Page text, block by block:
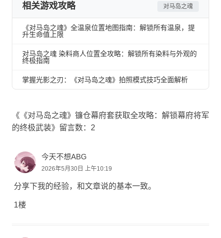
相关游戏攻略 对马岛之魂
《对马岛之魂》全温泉位置地图指南：解锁所有温泉，提
升生命值上限
对马岛之魂 染料商人位置全攻略：解锁所有染料与外观的
终极指南
掌握光影之刃：《对马岛之魂》拍照模式技巧全面解析
《《对马岛之魂》镰仓幕府套获取全攻略：解锁幕府将军
的终极武装》留言数：2
今天不想ABG
2026年5月30日 上午10:19
分享下我的经验，和文章说的基本一致。
1楼